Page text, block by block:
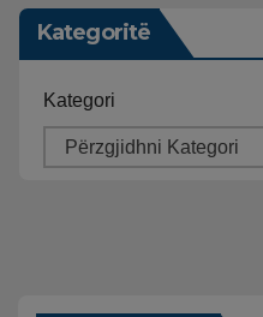
Kategoritë
Kategori